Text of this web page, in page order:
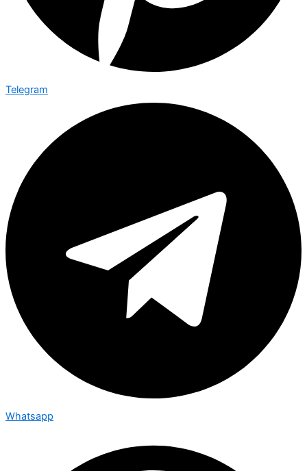
Telegram
Whatsapp